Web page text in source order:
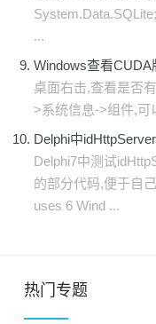
...
Windows查看CUDA
桌面右击,查看是否
>系统信息->组件,可
Delphi中idHttpServer
Delphi7中测试
的部分代码,便于自
uses 6 Wind ...
热门专题